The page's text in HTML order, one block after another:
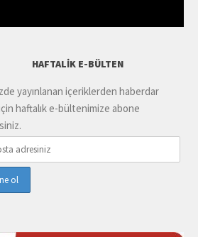
HAFTALIK E-BÜLTEN
yayınlanan içeriklerden haberdar
haftalık e-bültenimize abone